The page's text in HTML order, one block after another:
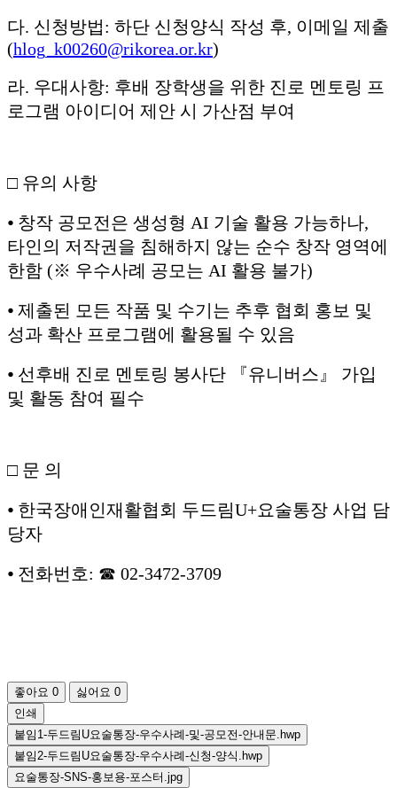
다. 신청방법: 하단 신청양식 작성 후, 이메일 제출
(hlog_k00260@rikorea.or.kr)
라. 우대사항: 후배 장학생을 위한 진로 멘토링 프
로그램 아이디어 제안 시 가산점 부여
□ 유의 사항
⦁ 창작 공모전은 생성형 AI 기술 활용 가능하나,
타인의 저작권을 침해하지 않는 순수 창작 영역에
한함 (※ 우수사례 공모는 AI 활용 불가)
⦁ 제출된 모든 작품 및 수기는 추후 협회 홍보 및
성과 확산 프로그램에 활용될 수 있음
⦁ 선후배 진로 멘토링 봉사단 『유니버스』 가입
및 활동 참여 필수
□ 문 의
⦁ 한국장애인재활협회 두드림U+요술통장 사업 담
당자
⦁ 전화번호: ☎ 02-3472-3709
좋아요 0 싫어요 0
인쇄
붙임1-두드림U요술통장-우수사례-및-공모전-안내문.hwp
붙임2-두드림U요술통장-우수사례-신청-양식.hwp
요술통장-SNS-홍보용-포스터.jpg